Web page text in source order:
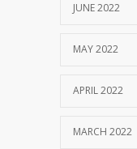
JUNE 2022
MAY 2022
APRIL 2022
MARCH 2022